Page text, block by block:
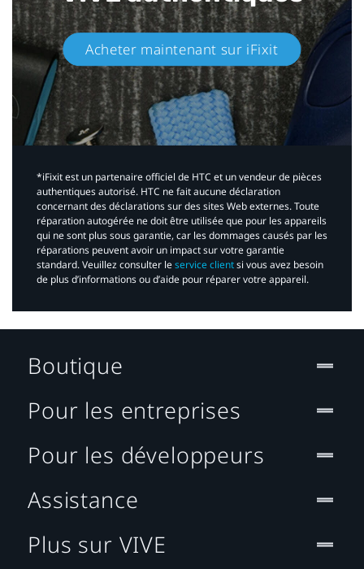
Acheter maintenant sur iFixit​
*iFixit est un partenaire officiel de HTC et un vendeur de pièces
authentiques autorisé. HTC ne fait aucune déclaration
concernant des déclarations sur des sites Web externes. Toute
réparation autogérée ne doit être utilisée que pour les appareils
qui ne sont plus sous garantie, car les dommages causés par les
réparations peuvent avoir un impact sur votre garantie
standard. Veuillez consulter leservice clientsi vous avez besoin
de plus d’informations ou d’aide pour réparer votre appareil.​
Boutique
Pour les entreprises
Pour les développeurs
Assistance
Plus sur VIVE